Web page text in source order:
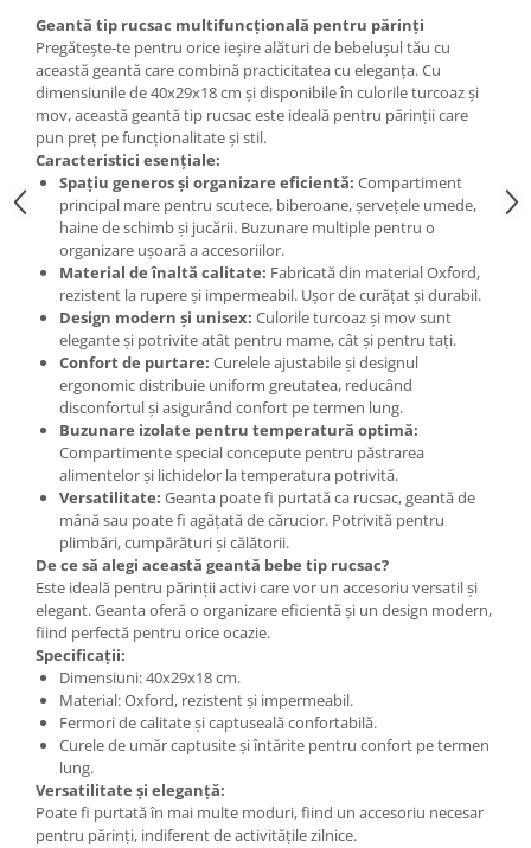
Geantă tip rucsac multifuncțională pentru părinți
Pregătește-te pentru orice ieșire alături de bebelușul tău cu
această geantă care combină practicitatea cu eleganța. Cu
dimensiunile de 40x29x18 cm și disponibile în culorile turcoaz și
mov, această geantă tip rucsac este ideală pentru părinții care
pun preț pe funcționalitate și stil.
Caracteristici esențiale:
Spațiu generos și organizare eficientă: Compartiment
principal mare pentru scutece, biberoane, șervețele umede,
haine de schimb și jucării. Buzunare multiple pentru o
organizare ușoară a accesoriilor.
Material de înaltă calitate: Fabricată din material Oxford,
rezistent la rupere și impermeabil. Ușor de curățat și durabil.
Design modern și unisex: Culorile turcoaz și mov sunt
elegante și potrivite atât pentru mame, cât și pentru tați.
Confort de purtare: Curelele ajustabile și designul
ergonomic distribuie uniform greutatea, reducând
disconfortul și asigurând confort pe termen lung.
Buzunare izolate pentru temperatură optimă:
Compartimente special concepute pentru păstrarea
alimentelor și lichidelor la temperatura potrivită.
Versatilitate: Geanta poate fi purtată ca rucsac, geantă de
mână sau poate fi agățată de cărucior. Potrivită pentru
plimbări, cumpărături și călătorii.
De ce să alegi această geantă bebe tip rucsac?
Este ideală pentru părinții activi care vor un accesoriu versatil și
elegant. Geanta oferă o organizare eficientă și un design modern,
fiind perfectă pentru orice ocazie.
Specificații:
Dimensiuni: 40x29x18 cm.
Material: Oxford, rezistent și impermeabil.
Fermori de calitate și captuseală confortabilă.
Curele de umăr captusite și întărite pentru confort pe termen
lung.
Versatilitate și eleganță:
Poate fi purtată în mai multe moduri, fiind un accesoriu necesar
pentru părinți, indiferent de activitățile zilnice.